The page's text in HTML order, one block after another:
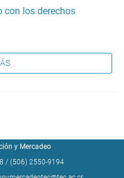
con los derechos
y Mercadeo
/ (506) 2550-9194